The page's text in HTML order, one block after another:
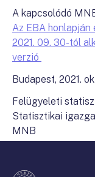
A kapcsolódó
Az EBA
2021. 09. 30-tól
verzió
Budapest, 2021.
Felügyeleti
Statisztikai
MNB